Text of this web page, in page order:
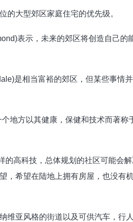
的大型郊区家庭住宅的优先级。
表示，未来的郊区将创造自己的
是相当富裕的郊区，但某些事情
地方以其健康，保健和技术而著称
高科技，总体规划的社区可能会
，希望在陆地上拥有房屋，也没有
维亚风格的街道以及可供汽车，行